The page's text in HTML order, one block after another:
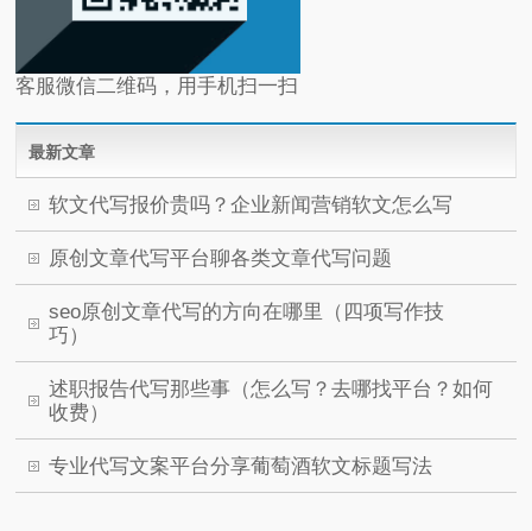
客服微信二维码，用手机扫一扫
最新文章
软文代写报价贵吗？企业新闻营销软文怎么写
原创文章代写平台聊各类文章代写问题
seo原创文章代写的方向在哪里（四项写作技
巧）
述职报告代写那些事（怎么写？去哪找平台？如何
收费）
专业代写文案平台分享葡萄酒软文标题写法